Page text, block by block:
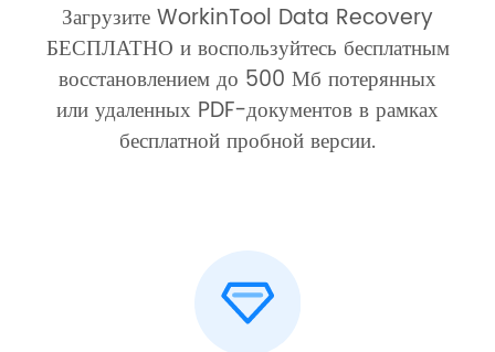
Загрузите WorkinTool Data Recovery
БЕСПЛАТНО и воспользуйтесь бесплатным
восстановлением до 500 Мб потерянных
или удаленных PDF-документов в рамках
бесплатной пробной версии.